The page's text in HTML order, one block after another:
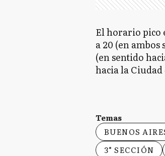
El horario pico
a 20 (en ambos
(en sentido
hacia la
Temas
BUENOS
3° SECCIÓN